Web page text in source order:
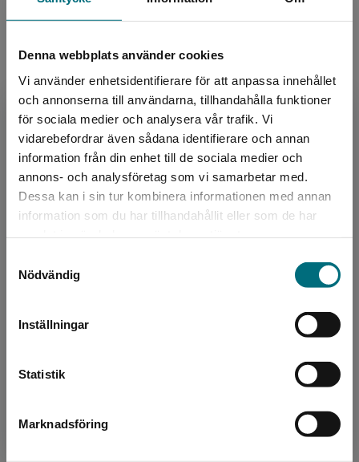
Denna webbplats använder cookies
Vi använder enhetsidentifierare för att anpassa innehållet
och annonserna till användarna, tillhandahålla funktioner
för sociala medier och analysera vår trafik. Vi
vidarebefordrar även sådana identifierare och annan
information från din enhet till de sociala medier och
annons- och analysföretag som vi samarbetar med.
Dessa kan i sin tur kombinera informationen med annan
information som du har tillhandahållit eller som de har
Nödvändig
Inställningar
Statistik
Marknadsföring
Begränsad fraktregion
Det verkar som att du besöker
Sverige. För att kunna slutföra ett köp måste
Författare
Sarah Andersson
Sarah Andersson arbetar som sfi-lärare och har
jobbat i många år med framförallt vuxna elever
med kort eller ingen skolbakgrund.
Tillsammans med sf...
Lars Lindqvist arbetar som sfi-lärare och har
jobbat i många år med framförallt vuxna elever